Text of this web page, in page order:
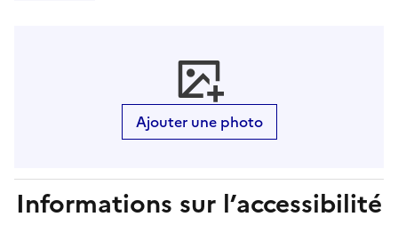
Ajouter une photo
Informations sur l’accessibilité